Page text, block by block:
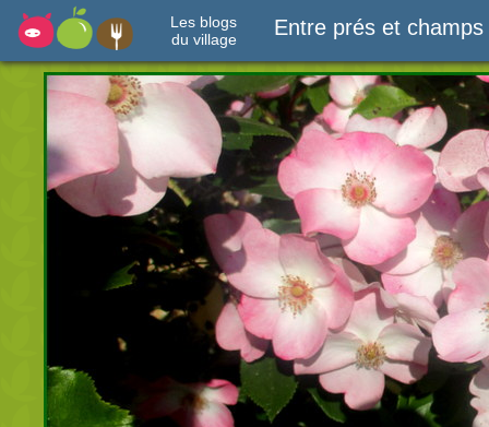
Les blogs
du village
Entre prés et champs